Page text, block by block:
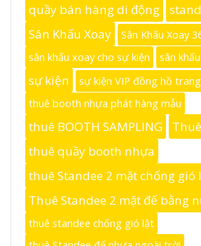
quầy bán hàng di động
Sân Khấu Xoay
Sân Khấu Xoay
sân khấu xoay cho sự kiện
sân
sự kiện
sự kiện VIP đồng hồ
thuê booth nhựa phát hàng mẫu
thuê BOOTH SAMPLING
thuê quầy booth nhựa
thuê Standee 2 mặt chống gió
Thuê Standee 2 mặt đế bằng
thuê standee chống gió lật